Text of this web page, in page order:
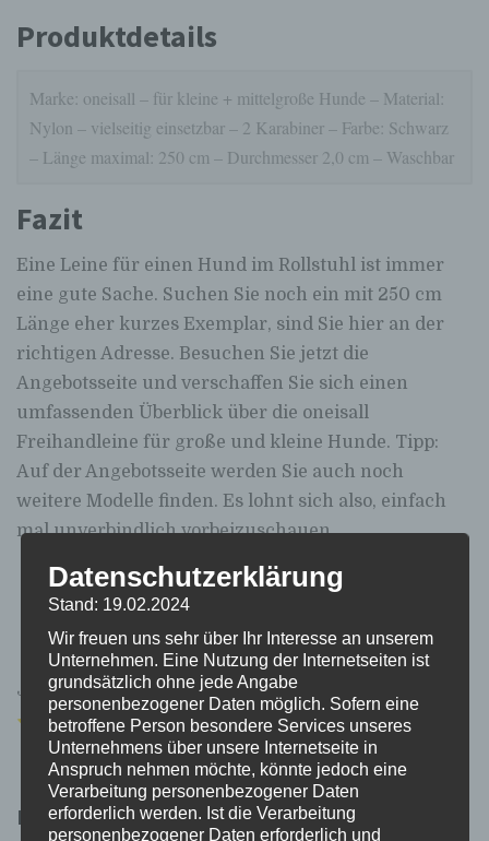
Produktdetails
Marke: oneisall – für kleine + mittelgroße Hunde – Material:
Nylon – vielseitig einsetzbar – 2 Karabiner – Farbe: Schwarz
– Länge maximal: 250 cm – Durchmesser 2,0 cm – Waschbar
Fazit
Eine Leine für einen Hund im Rollstuhl ist immer
eine gute Sache. Suchen Sie noch ein mit 250 cm
Länge eher kurzes Exemplar, sind Sie hier an der
richtigen Adresse. Besuchen Sie jetzt die
Angebotsseite und verschaffen Sie sich einen
umfassenden Überblick über die oneisall
Freihandleine für große und kleine Hunde. Tipp:
Auf der Angebotsseite werden Sie auch noch
weitere Modelle finden. Es lohnt sich also, einfach
mal unverbindlich vorbeizuschauen.
Verfügbarkeit und Preis prüfen
Jetzt bewerten!
[Gesamt:1Durchschnitt:
Ebenfalls interessant:
Datenschutzerklärung
Stand: 19.02.2024
Wir freuen uns sehr über Ihr Interesse an unserem
Unternehmen. Eine Nutzung der Internetseiten ist
grundsätzlich ohne jede Angabe
personenbezogener Daten möglich. Sofern eine
betroffene Person besondere Services unseres
Unternehmens über unsere Internetseite in
Anspruch nehmen möchte, könnte jedoch eine
Verarbeitung personenbezogener Daten
erforderlich werden. Ist die Verarbeitung
personenbezogener Daten erforderlich und